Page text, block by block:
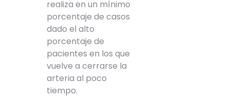
realiza en un mínimo
porcentaje de casos
dado el alto
porcentaje de
pacientes en los que
vuelve a cerrarse la
arteria al poco
tiempo.